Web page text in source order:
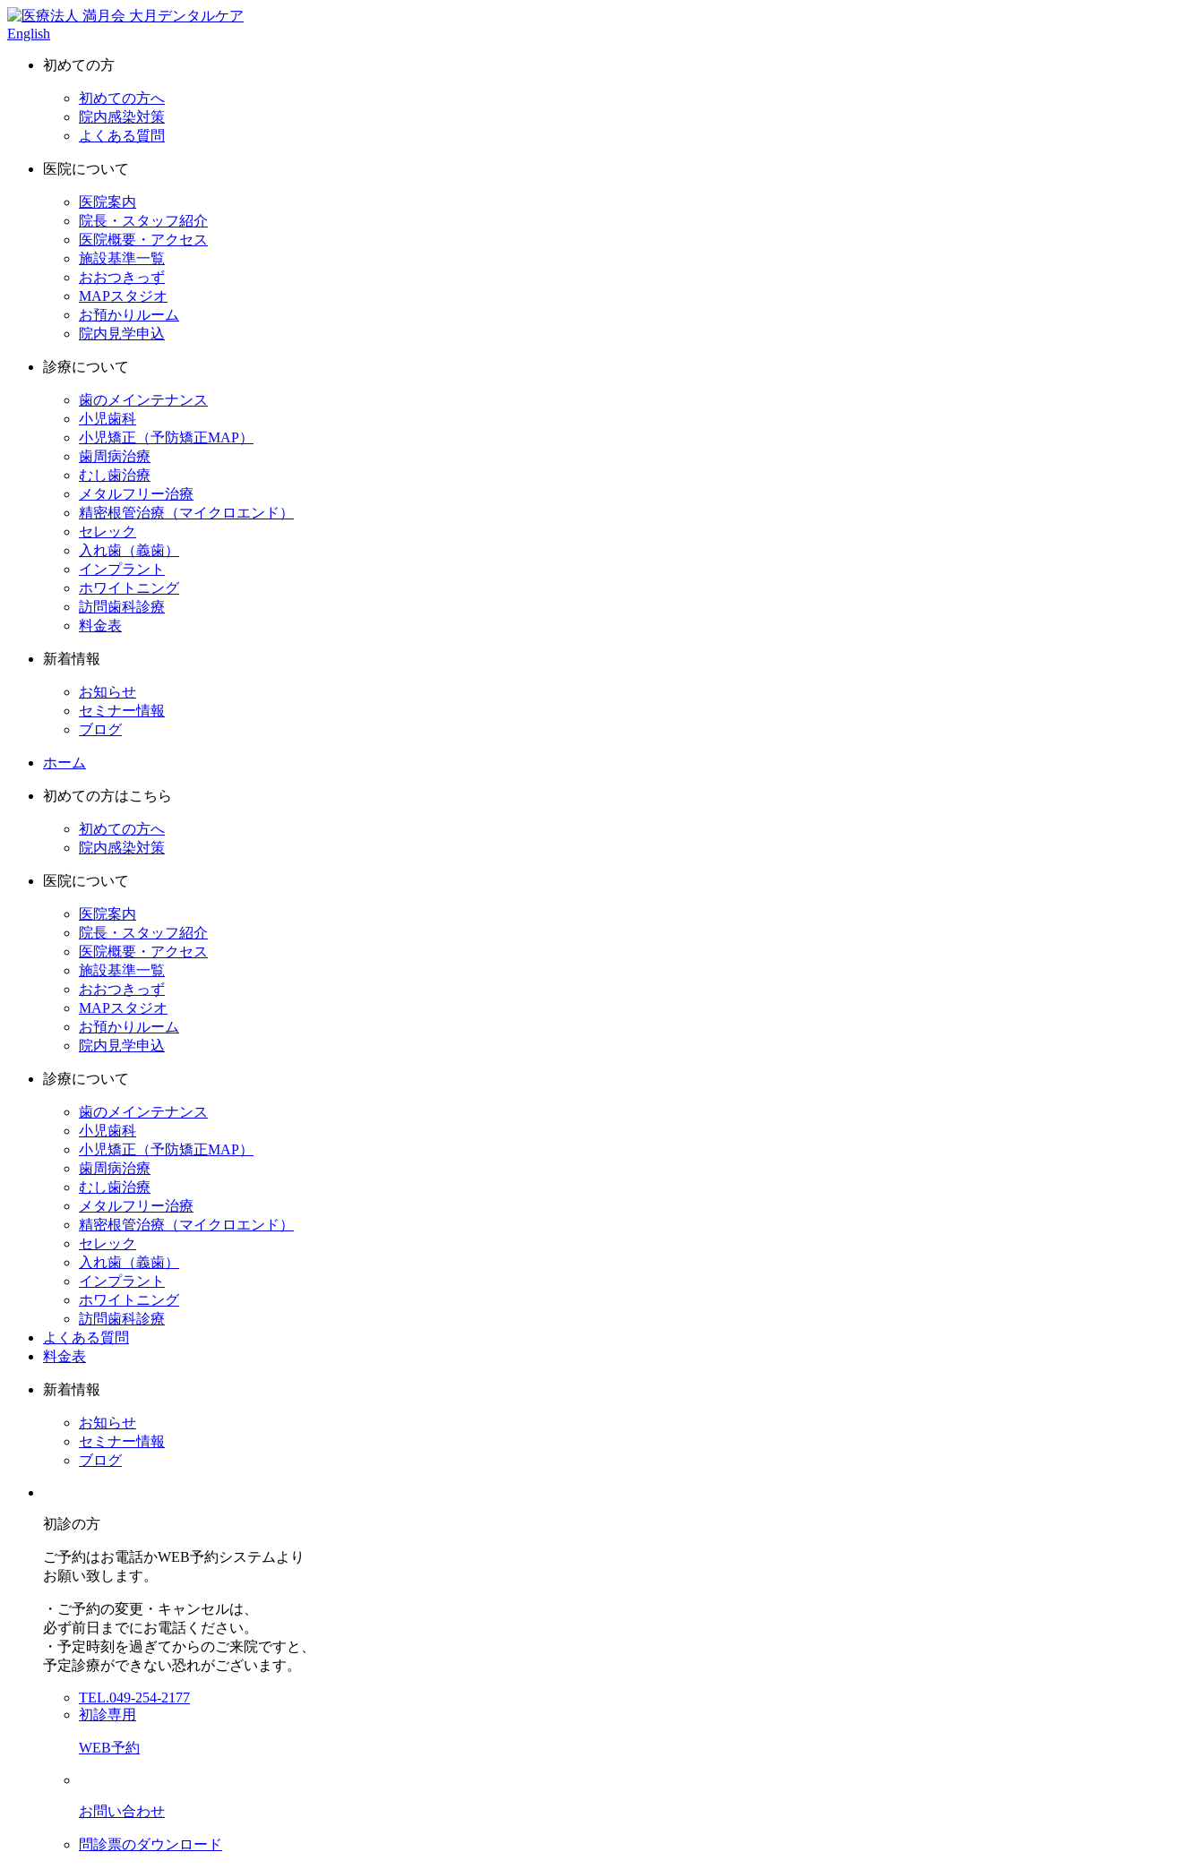
English
初めての方
初めての方へ
院内感染対策
よくある質問
医院について
医院案内
院長・スタッフ紹介
医院概要・アクセス
施設基準一覧
おおつきっず
MAPスタジオ
お預かりルーム
院内見学申込
診療について
歯のメインテナンス
小児歯科
小児矯正（予防矯正MAP）
歯周病治療
むし歯治療
メタルフリー治療
精密根管治療（マイクロエンド）
セレック
入れ歯（義歯）
インプラント
ホワイトニング
訪問歯科診療
料金表
新着情報
お知らせ
セミナー情報
ブログ
ホーム
初めての方はこちら
初めての方へ
院内感染対策
医院について
医院案内
院長・スタッフ紹介
医院概要・アクセス
施設基準一覧
おおつきっず
MAPスタジオ
お預かりルーム
院内見学申込
診療について
歯のメインテナンス
小児歯科
小児矯正（予防矯正MAP）
歯周病治療
むし歯治療
メタルフリー治療
精密根管治療（マイクロエンド）
セレック
入れ歯（義歯）
インプラント
ホワイトニング
訪問歯科診療
よくある質問
料金表
新着情報
お知らせ
セミナー情報
ブログ
初診の方
ご予約はお電話かWEB予約システムより
お願い致します。
・ご予約の変更・キャンセルは、
必ず前日までにお電話ください。
・予定時刻を過ぎてからのご来院ですと、
予定診療ができない恐れがございます。
TEL.049-254-2177
初診専用
WEB予約
お問い合わせ
問診票のダウンロード